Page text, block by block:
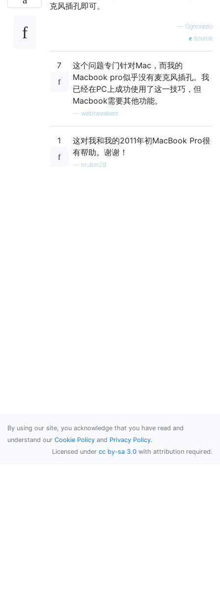
克风插孔即可。
— Ggnoredo
source
7
这个问题专门针对Mac，而我的
Macbook pro似乎没有麦克风插孔。我
已经在PC上成功使用了这一技巧，但
Macbook需要其他功能。
webtweakers
1
这对我和我的2011年初MacBook Pro很
有帮助。谢谢！
nrubin29
By using our site, you acknowledge that you have read and
understand our Cookie Policy and Privacy Policy.
Licensed under cc by-sa 3.0 with attribution required.